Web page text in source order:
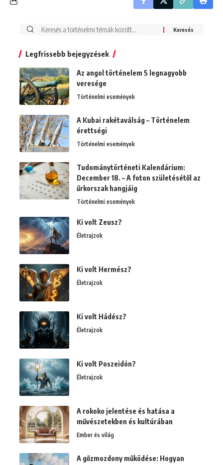
Search
Legfrissebb bejegyzések
Az angol történelem 5 legnagyobb
veresége
Történelmi események
A Kubai rakétaválság – Történelem
érettségi
Történelmi események
Tudománytörténeti Kalendárium:
December 18. – A foton születésétől az
űrkorszak hangjáig
Történelmi események
Ki volt Zeusz?
Életrajzok
Ki volt Hermész?
Életrajzok
Ki volt Hádész?
Életrajzok
Ki volt Poszeidón?
Életrajzok
A rokoko jelentése és hatása a
művészetekben és kultúrában
Ember és világ
A gőzmozdony működése: Hogyan